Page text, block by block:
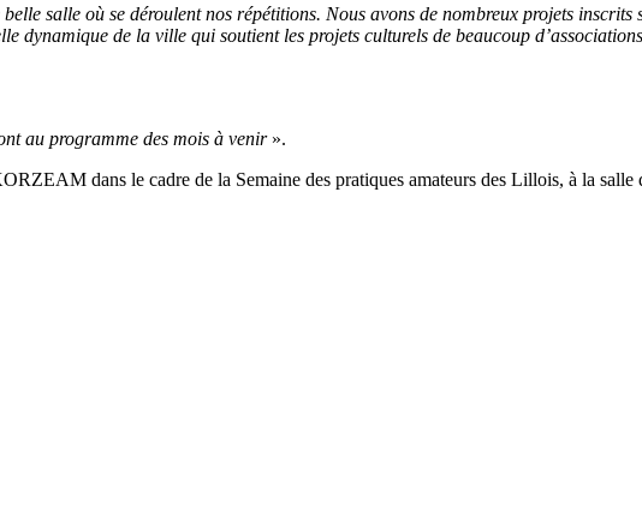
salle où se déroulent nos répétitions. Nous avons de nombreux projets inscrits
dynamique de la ville qui soutient les projets culturels de beaucoup
au programme des mois à venir ».
dans le cadre de la Semaine des pratiques amateurs des Lillois, à la salle